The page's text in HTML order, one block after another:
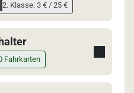
2. Klasse: 3 € / 25 €
Fahrkarten